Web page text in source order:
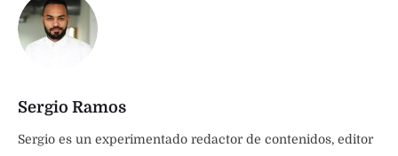
Sergio Ramos
Sergio es un experimentado redactor de contenidos, editor